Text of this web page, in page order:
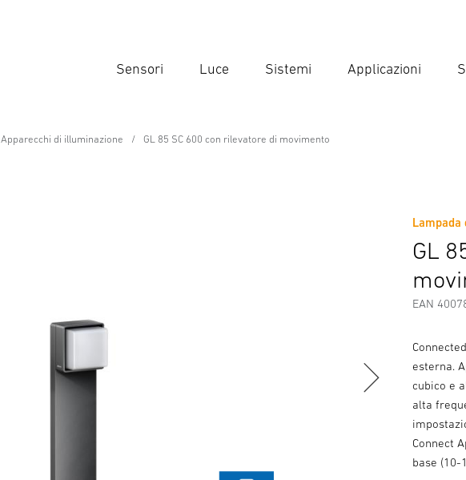
Sensori Luce Sistemi Applicazioni
Apparecchi di illuminazione GL 85 SC 600 con rilevatore di movimento
Lampada
GL
EAN
esterna.
cubico e
alta
Connect
base (10-